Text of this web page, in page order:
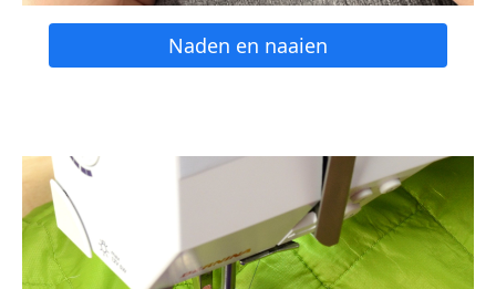
Naden en naaien